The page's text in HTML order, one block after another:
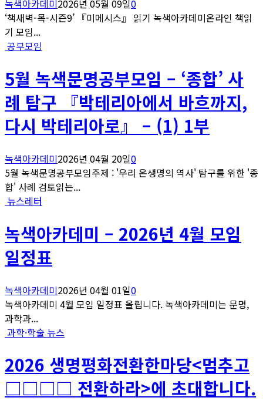
녹색아카데미 2026년 05월 09일0
‘책새벽-목-시즌9’ 『미메시스』 읽기 녹색아카데미온라인 책읽
기 모임...
공부모임
5월 녹색문명공부모임 – ‘종합’ 사
례 탐구 『박테리아에서 바흐까지,
다시 박테리아로』 – (1) 1부
녹색아카데미2026년 04월 20일0
5월 녹색문명공부모임주제 : '우리 온생명의 역사' 탐구를 위한 '종
합' 사례 검토읽는...
뉴스레터
녹색아카데미 – 2026년 4월 모임
일정표
녹색아카데미2026년 04월 01일0
녹색아카데미 4월 모임 일정표 올립니다. 녹색아카데미는 문명,
과학과...
과학·학술 뉴스
2026 생명평화전환한마당<멈추고
□□□□ 전환하라>에 초대합니다.